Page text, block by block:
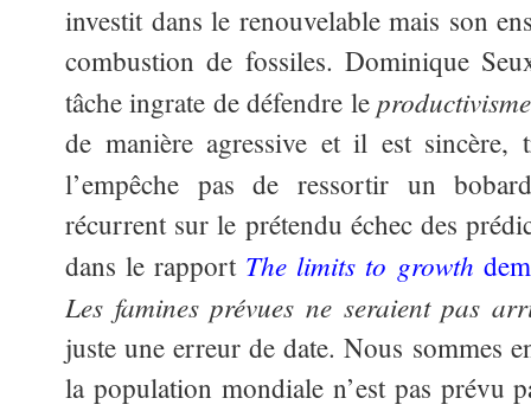
investit dans le renouvelable mais son
combustion de fossiles. Dominique
tâche ingrate de défendre le
de manière agressive et il est sincère,
l’empêche pas de ressortir un
récurrent sur le prétendu échec des
dans le rapport The limits to growth
Les famines prévues ne seraient pas
juste une erreur de date. Nous sommes
la population mondiale n’est pas prévu